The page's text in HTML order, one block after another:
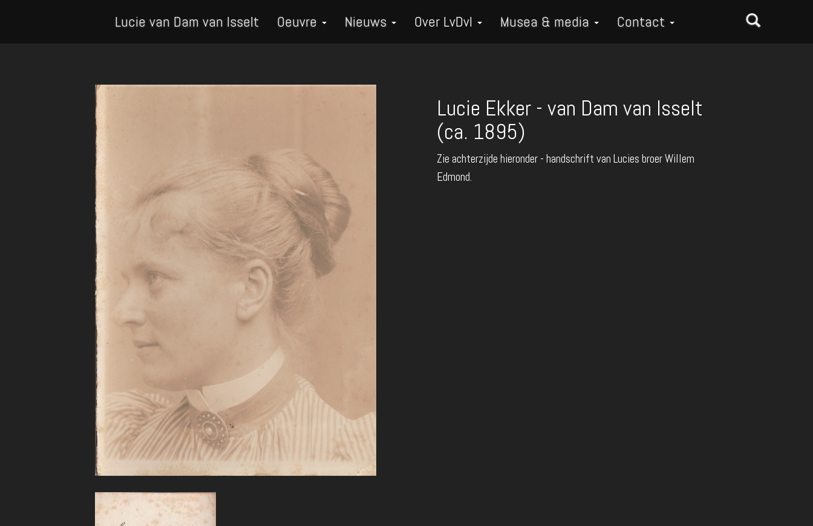
Lucie van Dam van Isselt Oeuvre Nieuws Over LvDvI Musea & media Contact
Lucie Ekker - van Dam van Isselt
(ca. 1895)
Zie achterzijde hieronder - handschrift van Lucies broer Willem
Edmond.